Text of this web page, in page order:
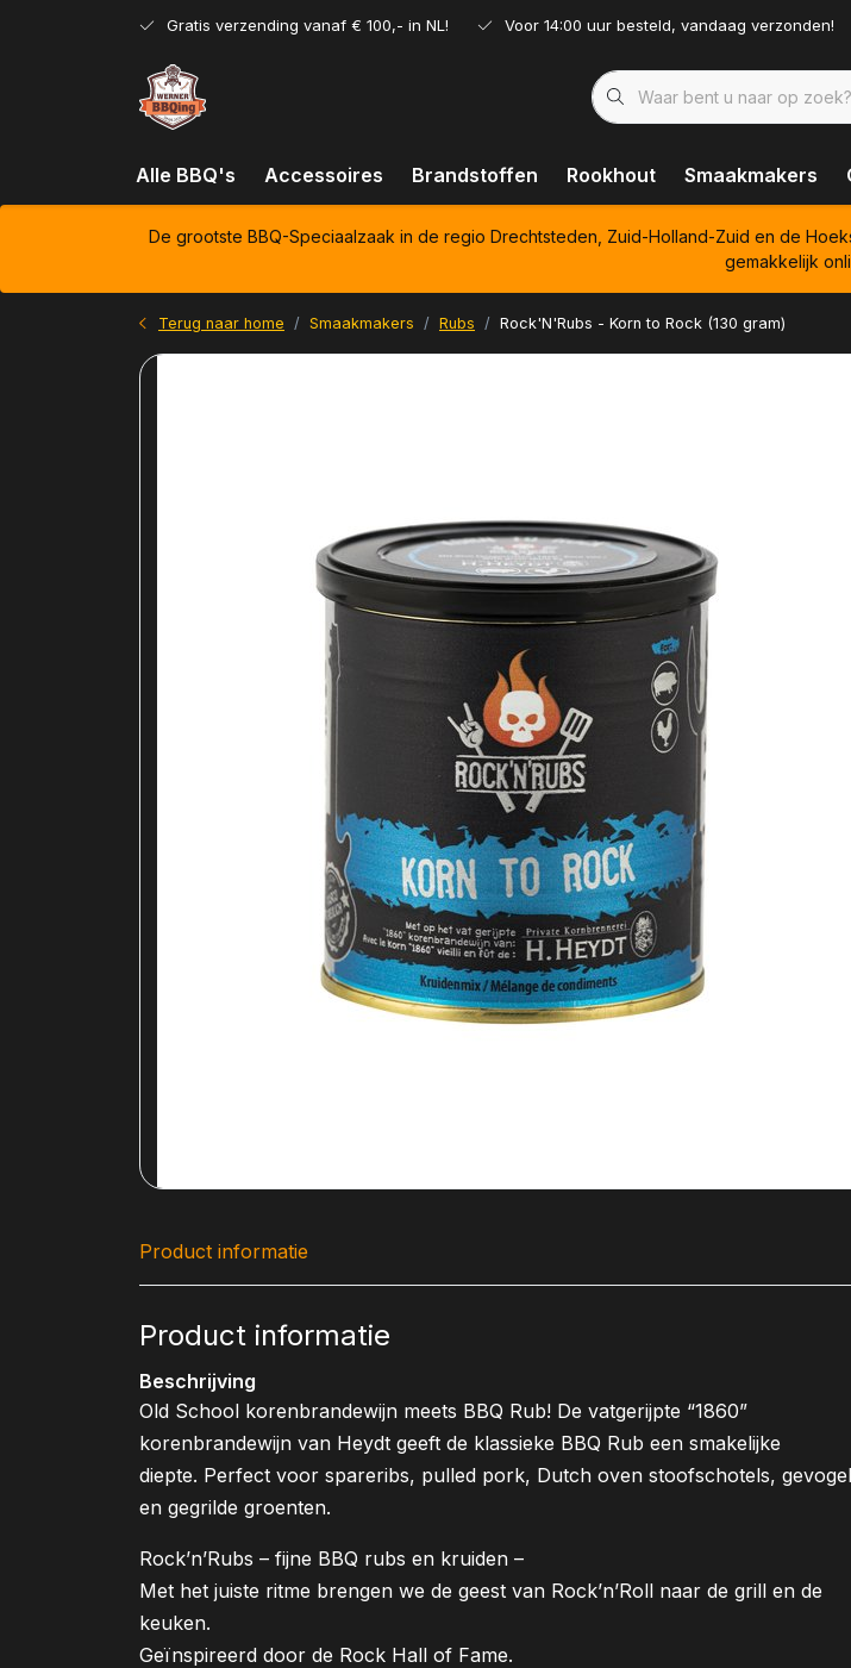
Gratis verzending vanaf € 100,- in NL! Voor 14:00 uur besteld, vandaag verzonden!
Alle BBQ's Accessoires Brandstoffen Rookhout Smaakmakers
De grootste BBQ-Speciaalzaak in de regio Drechtsteden, Zuid-Holland-Zuid en de
gemakkelijk
Terug naar home Smaakmakers Rubs Rock'N'Rubs - Korn to Rock (130 gram)
Product informatie
Product informatie
Beschrijving
Old School korenbrandewijn meets BBQ Rub! De vatgerijpte “1860”
korenbrandewijn van Heydt geeft de klassieke BBQ Rub een smakelijke
diepte. Perfect voor spareribs, pulled pork, Dutch oven stoofschotels,
en gegrilde groenten.
Rock’n’Rubs – fijne BBQ rubs en kruiden –
Met het juiste ritme brengen we de geest van Rock’n’Roll naar de grill en de
keuken.
Geïnspireerd door de Rock Hall of Fame.